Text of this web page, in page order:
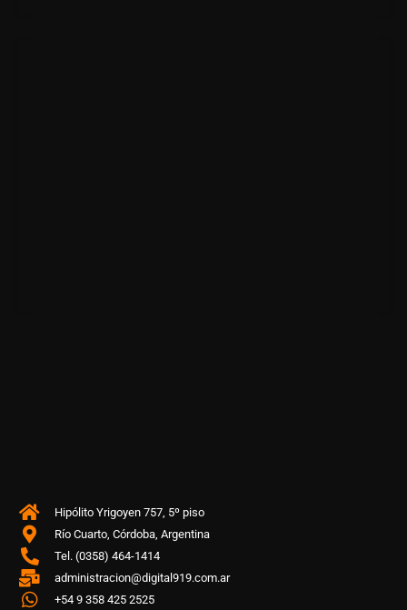
Hipólito Yrigoyen 757, 5º piso
Río Cuarto, Córdoba, Argentina
Tel. (0358) 464-1414
administracion@digital919.com.ar
+54 9 358 425 2525